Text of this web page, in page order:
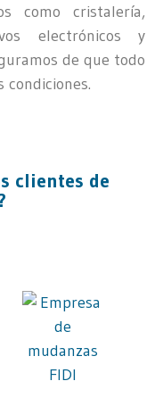
como cristalería,
electrónicos y
de que todo
clientes de